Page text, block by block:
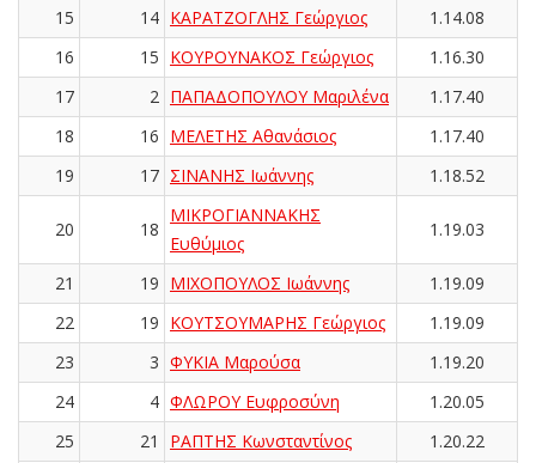
15
14 ΚΑΡΑΤΖΟΓΛΗΣ Γεώργιος
1.14.08
16
15 ΚΟΥΡΟΥΝΑΚΟΣ Γεώργιος
1.16.30
17
2 ΠΑΠΑΔΟΠΟΥΛΟΥ Μαριλένα
1.17.40
18
16 ΜΕΛΕΤΗΣ Αθανάσιος
1.17.40
19
17 ΣΙΝΑΝΗΣ Ιωάννης 1.18.52
20 18
ΜΙΚΡΟΓΙΑΝΝΑΚΗΣ
Ευθύμιος
1.19.03
21 19 ΜΙΧΟΠΟΥΛΟΣ Ιωάννης
1.19.09
22
19 ΚΟΥΤΣΟΥΜΑΡΗΣ Γεώργιος
1.19.09
23
3 ΦΥΚΙΑ Μαρούσα
1.19.20
24
4 ΦΛΩΡΟΥ Ευφροσύνη
1.20.05
25
21 ΡΑΠΤΗΣ Κωνσταντίνος
1.20.22